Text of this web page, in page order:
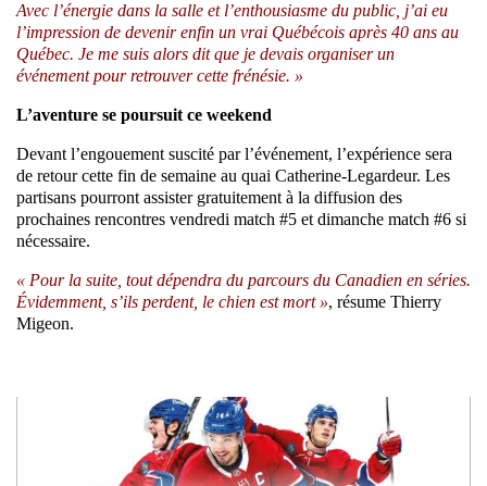
Avec l’énergie dans la salle et l’enthousiasme du public, j’ai eu
l’impression de devenir enfin un vrai Québécois après 40 ans au
Québec. Je me suis alors dit que je devais organiser un
événement pour retrouver cette frénésie. »
L’aventure se poursuit ce weekend
Devant l’engouement suscité par l’événement, l’expérience sera
de retour cette fin de semaine au quai Catherine-Legardeur. Les
partisans pourront assister gratuitement à la diffusion des
prochaines rencontres vendredi match #5 et dimanche match #6 si
nécessaire.
« Pour la suite, tout dépendra du parcours du Canadien en séries.
Évidemment, s’ils perdent, le chien est mort », résume Thierry
Migeon.